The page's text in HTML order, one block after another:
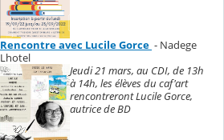
Rencontre avec Lucile Gorce - Nadege
Lhotel
Jeudi 21 mars, au CDI, de 13h
à 14h, les élèves du caf'art
rencontreront Lucile Gorce,
autrice de BD